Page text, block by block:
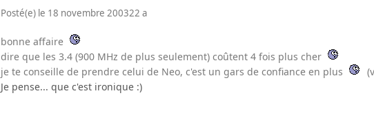
Posté(e) le 18 novembre 200322 a
bonne affaire
dire que les 3.4 (900 MHz de plus seulement) coûtent 4 fois plus cher
je te conseille de prendre celui de Neo, c'est un gars de confiance en plus
Je pense... que c'est ironique :)